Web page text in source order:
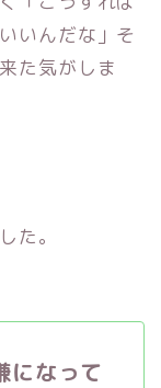
いんだな」そ
た気がしま
た。
になって